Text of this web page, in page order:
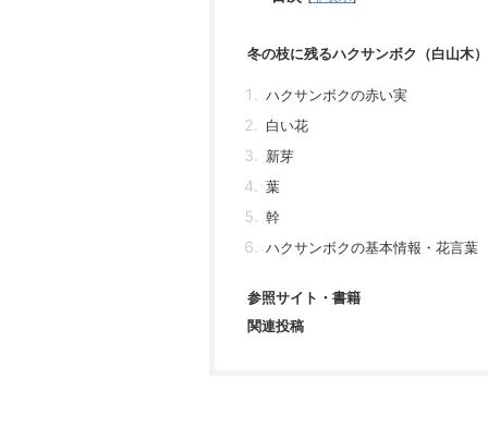
冬の枝に残るハクサンボク（白山木
ハクサンボクの赤い実
白い花
新芽
葉
幹
ハクサンボクの基本情報・花言葉
参照サイト・書籍
関連投稿